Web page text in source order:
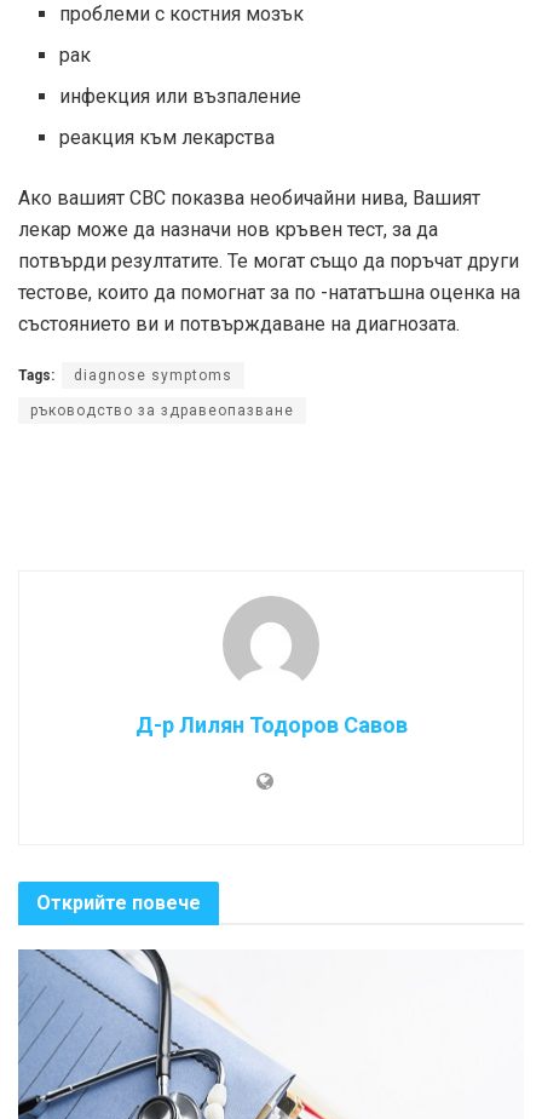
проблеми с костния мозък
рак
инфекция или възпаление
реакция към лекарства
Ако вашият CBC показва необичайни нива, Вашият
лекар може да назначи нов кръвен тест, за да
потвърди резултатите. Те могат също да поръчат други
тестове, които да помогнат за по -нататъшна оценка на
състоянието ви и потвърждаване на диагнозата.
Tags: diagnose symptoms
ръководство за здравеопазване
Д-р Лилян Тодоров Савов
Открийте повече